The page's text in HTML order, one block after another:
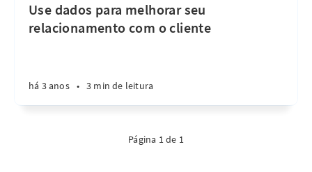
Use dados para melhorar seu
relacionamento com o cliente
há 3 anos • 3 min de leitura
Página 1 de 1